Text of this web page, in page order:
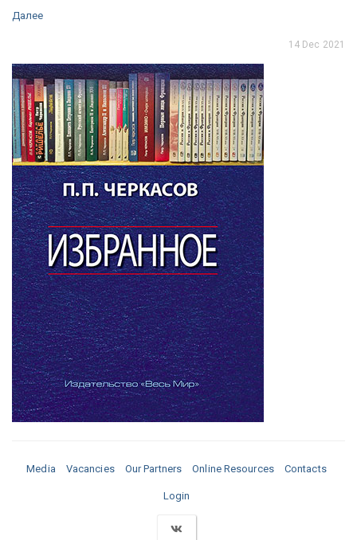
Далее
14 Dec 2021
Media Vacancies Our Partners Online Resources Contacts
Login